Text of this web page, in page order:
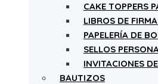
CAKE TOPPERS
LIBROS DE
PAPELERÍA DE
SELLOS
INVITACIONES
BAUTIZOS